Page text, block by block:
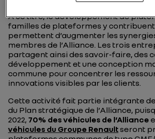
A ce titre, le développement de
familles de plateformes y
permettent d’augmenter les
membres de l’Alliance. Les trois
partagent ainsi des savoir-faire, des
développement et une conception
commune pour concentrer les
innovations visibles par les clients.
Cette activité fait partie intégrante
du Plan stratégique de l’Alliance,
2022, 70% des véhicules de l’Alliance
véhicules du Groupe Renaultseront